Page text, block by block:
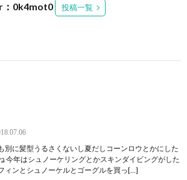
0k4mot0 投稿一覧
別に髪型うるさくないし夏だしコーンロウとかにした
今年はシュノーケリングとかスキンダイビングがした
ィンとシュノーケルとゴーグルを買っ[…]